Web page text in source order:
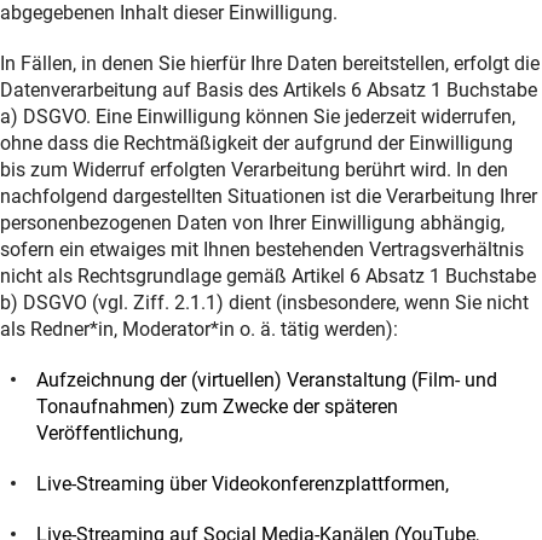
abgegebenen Inhalt dieser Einwilligung.
In Fällen, in denen Sie hierfür Ihre Daten bereitstellen, erfolgt die
Datenverarbeitung auf Basis des Artikels 6 Absatz 1 Buchstabe
a) DSGVO. Eine Einwilligung können Sie jederzeit widerrufen,
ohne dass die Rechtmäßigkeit der aufgrund der Einwilligung
bis zum Widerruf erfolgten Verarbeitung berührt wird. In den
nachfolgend dargestellten Situationen ist die Verarbeitung Ihrer
personenbezogenen Daten von Ihrer Einwilligung abhängig,
sofern ein etwaiges mit Ihnen bestehenden Vertragsverhältnis
nicht als Rechtsgrundlage gemäß Artikel 6 Absatz 1 Buchstabe
b) DSGVO (vgl. Ziff. 2.1.1) dient (insbesondere, wenn Sie nicht
als Redner*in, Moderator*in o. ä. tätig werden):
Aufzeichnung der (virtuellen) Veranstaltung (Film- und
Tonaufnahmen) zum Zwecke der späteren
Veröffentlichung,
Live-Streaming über Videokonferenzplattformen,
Live-Streaming auf Social Media-Kanälen (YouTube,